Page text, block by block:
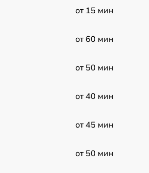
от 15 мин
от 60 мин
от 50 мин
от 40 мин
от 45 мин
от 50 мин